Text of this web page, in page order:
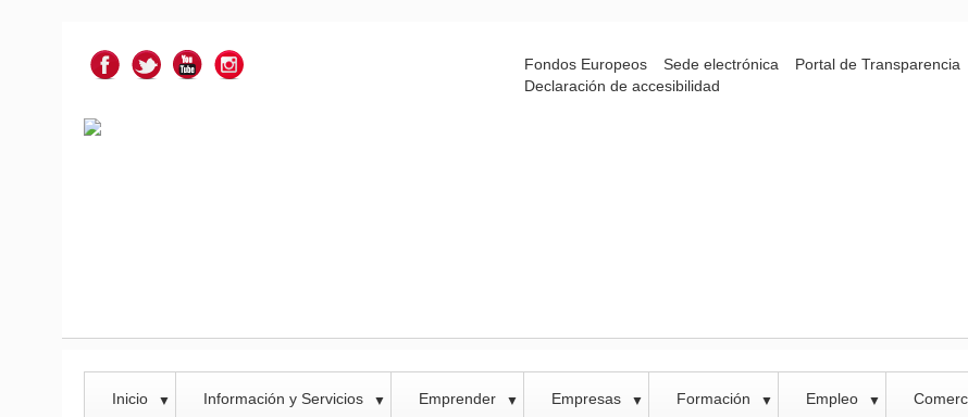
Fondos Europeos Sede electrónica
Portal de Transparencia
Declaración de accesibilidad
Inicio ▼ Información y Servicios ▼ Emprender ▼ Empresas ▼ Formación ▼ Empleo ▼